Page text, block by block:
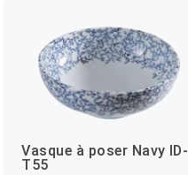
Vasque à poser Navy ID-
T55